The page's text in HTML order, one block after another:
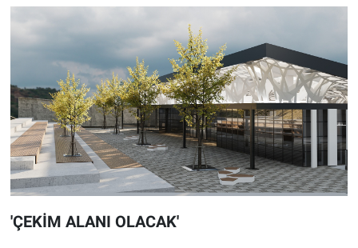
'ÇEKİM ALANI OLACAK'